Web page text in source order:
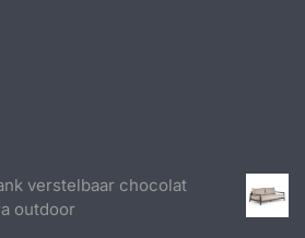
verstelbaar chocolat
outdoor